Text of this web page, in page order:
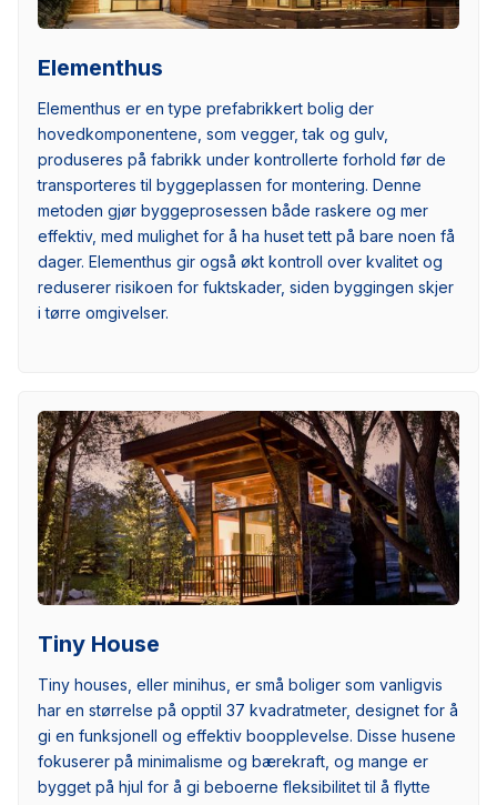
Elementhus
Elementhus er en type prefabrikkert bolig der
hovedkomponentene, som vegger, tak og gulv,
produseres på fabrikk under kontrollerte forhold før de
transporteres til byggeplassen for montering. Denne
metoden gjør byggeprosessen både raskere og mer
effektiv, med mulighet for å ha huset tett på bare noen få
dager. Elementhus gir også økt kontroll over kvalitet og
reduserer risikoen for fuktskader, siden byggingen skjer
i tørre omgivelser.
Tiny House
Tiny houses, eller minihus, er små boliger som vanligvis
har en størrelse på opptil 37 kvadratmeter, designet for å
gi en funksjonell og effektiv boopplevelse. Disse husene
fokuserer på minimalisme og bærekraft, og mange er
bygget på hjul for å gi beboerne fleksibilitet til å flytte